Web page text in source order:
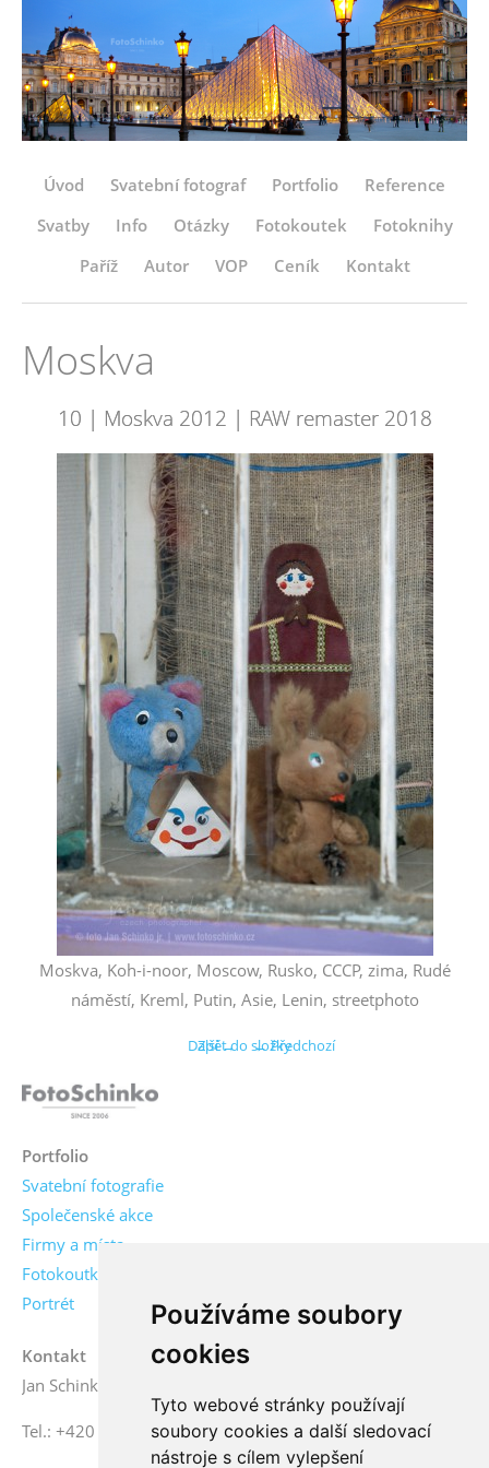
Používáme soubory
cookies
Tyto webové stránky používají
soubory cookies a další sledovací
nástroje s cílem vylepšení
Úvod Svatební fotograf Portfolio
Reference
Svatby
Info Otázky Fotokoutek
Fotoknihy
Paříž
Autor VOP Ceník Kontakt
Moskva
10 | Moskva 2012 | RAW remaster 2018
Moskva, Koh-i-noor, Moscow, Rusko, CCCP, zima, Rudé
náměstí, Kreml, Putin, Asie, Lenin, streetphoto
← Předchozí
Další →
Zpět do složky
Portfolio
Svatební fotografie
Společenské akce
Firmy a místa
Fotokoutky
Portrét
Kontakt
Jan Schinko jr., fotograf
Tel.: +420 776 771 000